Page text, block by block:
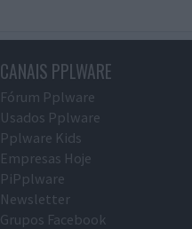
CANAIS PPLWARE
Fórum Pplware
Usados Pplware
Pplware Kids
Empresas Hoje
PiPplware
Newsletter
Grupos Facebook